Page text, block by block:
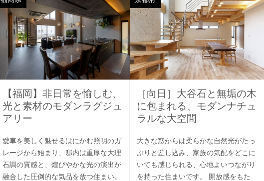
【福岡】非日常を愉しむ、
光と素材のモダンラグジュ
アリー
愛車を美しく魅せるはにかむ照明のガ
レージから始まり、邸内は重厚な大理
石調の質感と、煌びやかな光の演出が
融合した圧倒的な気品を放つ住まい。
［向日］大谷石と無垢の木
に包まれる、モダンナチュ
ラルな大空間
大きな窓からは柔らかな自然光がたっ
ぷりと差し込み、家族の気配をどこに
いても感じられる、心地よいつながり
を持った住まいです。 開放感をもた